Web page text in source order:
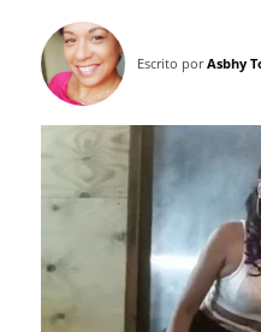
Escrito por Asbhy